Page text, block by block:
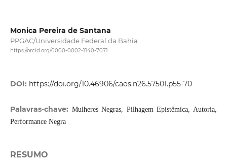
Monica Pereira de Santana
PPGAC/Universidade Federal da Bahia
https://orcid.org/0000-0002-1140-7071
DOI: https://doi.org/10.46906/caos.n26.57501.p55-70
Palavras-chave: Mulheres Negras, Pilhagem Epistêmica, Autoria,
Performance Negra
RESUMO